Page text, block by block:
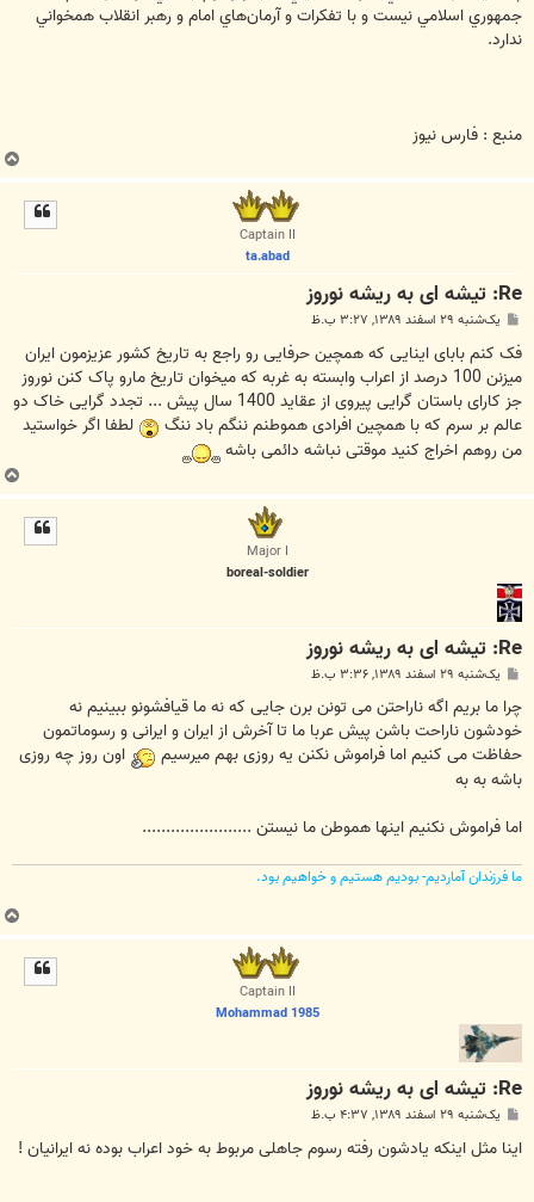
جمهوري اسلامي نيست و با تفكرات و آرمان‌هاي امام و رهبر انقلاب همخواني
ندارد.
منبع : فارس نیوز
ب
ا
Captain II
ta.abad
Re: تیشه ای به ریشه نوروز
پ
ت
یک‌شنبه ۲۹ اسفند ۱۳۸۹, ۳:۲۷ ب.ظ
فک کنم بابای اینایی که همچین حرفایی رو راجع به تاریخ کشور عزیزمون ایران
میزنن 100 درصد از اعراب وابسته به غربه که میخوان تاریخ مارو پاک کنن نوروز
جز کارای باستان گرایی پیروی از عقاید 1400 سال پیش ... تجدد گرایی خاک دو
عالم بر سرم که با همچین افرادی هموطنم ننگم باد ننگ
لطفا اگر خواستید
من روهم اخراج کنید موقتی نباشه دائمی باشه
ب
ا
Major I
boreal-soldier
Re: تیشه ای به ریشه نوروز
پ
ت
یک‌شنبه ۲۹ اسفند ۱۳۸۹, ۳:۳۶ ب.ظ
چرا ما بریم اگه ناراحتن می تونن برن جایی که نه ما قیافشونو ببینیم نه
خودشون ناراحت باشن پیش عربا ما تا آخرش از ایران و ایرانی و رسوماتمون
حفاظت می کنیم اما فراموش نکنن یه روزی بهم میرسیم
اون روز چه روزی
باشه به به
اما فراموش نکنیم اینها هموطن ما نیستن .......................
ما فرزندان آماردیم- بودیم هستیم و خواهیم بود.
ب
ا
Captain II
Mohammad 1985
Re: تیشه ای به ریشه نوروز
پ
ت
یک‌شنبه ۲۹ اسفند ۱۳۸۹, ۴:۳۷ ب.ظ
اینا مثل اینکه یادشون رفته رسوم جاهلی مربوط به خود اعراب بوده نه ایرانیان !